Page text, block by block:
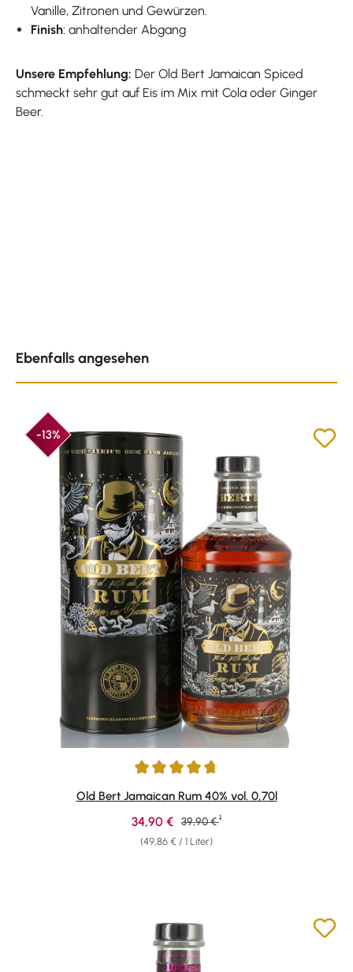
Vanille, Zitronen und Gewürzen.
Finish: anhaltender Abgang
Unsere Empfehlung: Der Old Bert Jamaican Spiced
schmeckt sehr gut auf Eis im Mix mit Cola oder Ginger
Beer.
Ebenfalls angesehen
-13%
Durchschnittliche Bewertung von 4.78 von 5 Sternen
Old Bert Jamaican Rum 40% vol. 0,70l
(49,86 € / 1 Liter)
Verkaufspreis:
34,90 € Regulärer Preis:
39,90 € 1